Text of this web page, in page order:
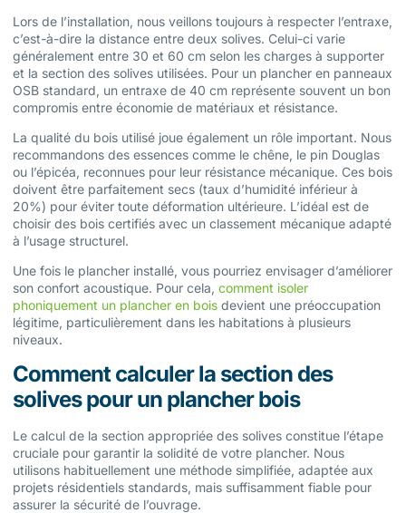
Lors de l’installation, nous veillons toujours à respecter l’entraxe,
c’est-à-dire la distance entre deux solives. Celui-ci varie
généralement entre 30 et 60 cm selon les charges à supporter
et la section des solives utilisées. Pour un plancher en panneaux
OSB standard, un entraxe de 40 cm représente souvent un bon
compromis entre économie de matériaux et résistance.
La qualité du bois utilisé joue également un rôle important. Nous
recommandons des essences comme le chêne, le pin Douglas
ou l’épicéa, reconnues pour leur résistance mécanique. Ces bois
doivent être parfaitement secs (taux d’humidité inférieur à
20%) pour éviter toute déformation ultérieure. L’idéal est de
choisir des bois certifiés avec un classement mécanique adapté
à l’usage structurel.
Une fois le plancher installé, vous pourriez envisager d’améliorer
son confort acoustique. Pour cela, comment isoler
phoniquement un plancher en bois devient une préoccupation
légitime, particulièrement dans les habitations à plusieurs
niveaux.
Comment calculer la section des
solives pour un plancher bois
Le calcul de la section appropriée des solives constitue l’étape
cruciale pour garantir la solidité de votre plancher. Nous
utilisons habituellement une méthode simplifiée, adaptée aux
projets résidentiels standards, mais suffisamment fiable pour
assurer la sécurité de l’ouvrage.